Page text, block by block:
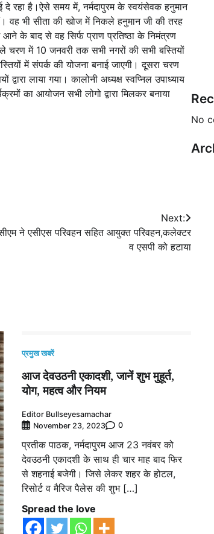
रहा है।ऐसे समय में, नर्मदापुरम के स्वयंसेवक हनुमान
वह भी सीता की खोज में निकले हनुमान जी की तरह
के बाद से वह सिर्फ प्राण प्रतिष्ठा के निमंत्रण
में 10 जनवरी तक सभी नगरों की सभी बस्तियों
में संपर्क की योजना बनाई जाएगी। दूसरा चरण
लाया गया। कालोनी अध्यक्ष स्वप्निल उपाध्याय
का आयोजन सभी लोगो द्वारा मिलकर बनाया
Next:
ने एसीएस परिवहन सहित आयुक्त परिवहन,कलेक्टर
व एसपी को हटाया
प्रमुख खबरें
आज देवउठनी एकादशी, जानें शुभ मुहूर्त,
योग, महत्व और नियम
Editor Bullseyesamachar
November 23, 2023
0
प्रतीक पाठक, नर्मदापुरम आज 23 नवंबर को
देवउठनी एकादशी के साथ ही चार माह बाद फिर
से शहनाई बजेगी। जिसे लेकर शहर के होटल,
रिसोर्ट व मैरिज पैलेस की शुभ […]
Spread the love
No